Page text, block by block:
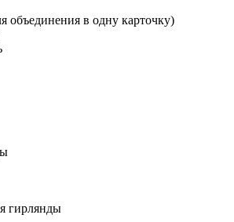
объединения в одну карточку)
гирлянды